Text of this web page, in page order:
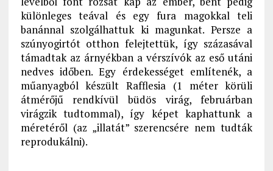
különleges teával és egy fura magokkal teli
banánnal szolgálhattuk ki magunkat. Persze a
szúnyogirtót otthon felejtettük, így százasával
támadtak az árnyékban a vérszívók az eső utáni
nedves időben. Egy érdekességet említenék, a
műanyagból készült Rafflesia (1 méter körüli
átmérőjű rendkívül büdös virág, februárban
virágzik tudtommal), így képet kaphattunk a
méretéről (az „illatát” szerencsére nem tudták
reprodukálni).